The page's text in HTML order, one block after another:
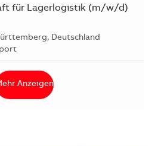
für Lagerlogistik (m/w/d)
Deutschland
Anzeigen